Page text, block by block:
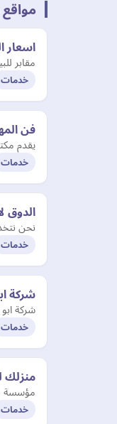
اسعار
مقابر
خدمات
فن
يقدم
خدمات
الدوق
نحن
خدمات
شركة
شركة
خدمات
منزلك
مؤسسة
خدمات